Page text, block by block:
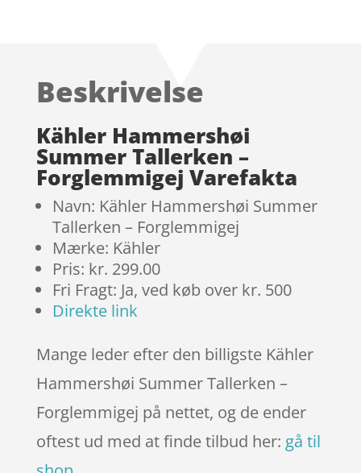
baseret
kundebe
dømmel
ser
Beskrivelse
Kähler Hammershøi
Summer Tallerken –
Forglemmigej Varefakta
Navn: Kähler Hammershøi Summer
Tallerken – Forglemmigej
Mærke: Kähler
Pris: kr. 299.00
Fri Fragt: Ja, ved køb over kr. 500
Direkte link
Mange leder efter den billigste Kähler
Hammershøi Summer Tallerken –
Forglemmigej på nettet, og de ender
oftest ud med at finde tilbud her: gå til